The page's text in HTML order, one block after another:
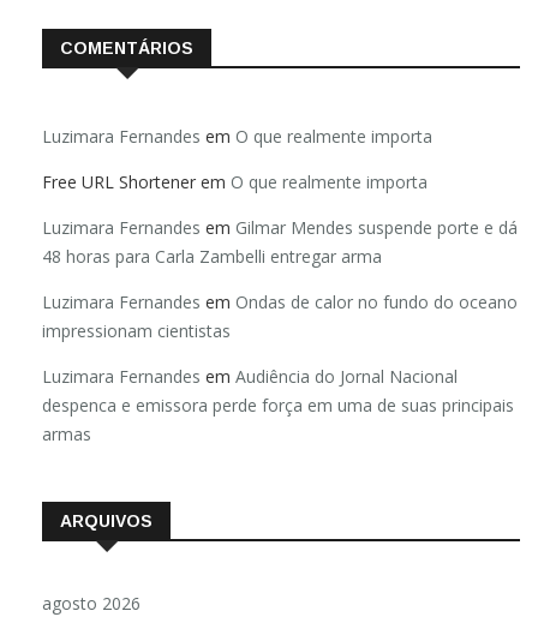
COMENTÁRIOS
Luzimara Fernandes em O que realmente importa
Free URL Shortener em O que realmente importa
Luzimara Fernandes em Gilmar Mendes suspende porte e dá
48 horas para Carla Zambelli entregar arma
Luzimara Fernandes em Ondas de calor no fundo do oceano
impressionam cientistas
Luzimara Fernandes em Audiência do Jornal Nacional
despenca e emissora perde força em uma de suas principais
armas
ARQUIVOS
agosto 2026